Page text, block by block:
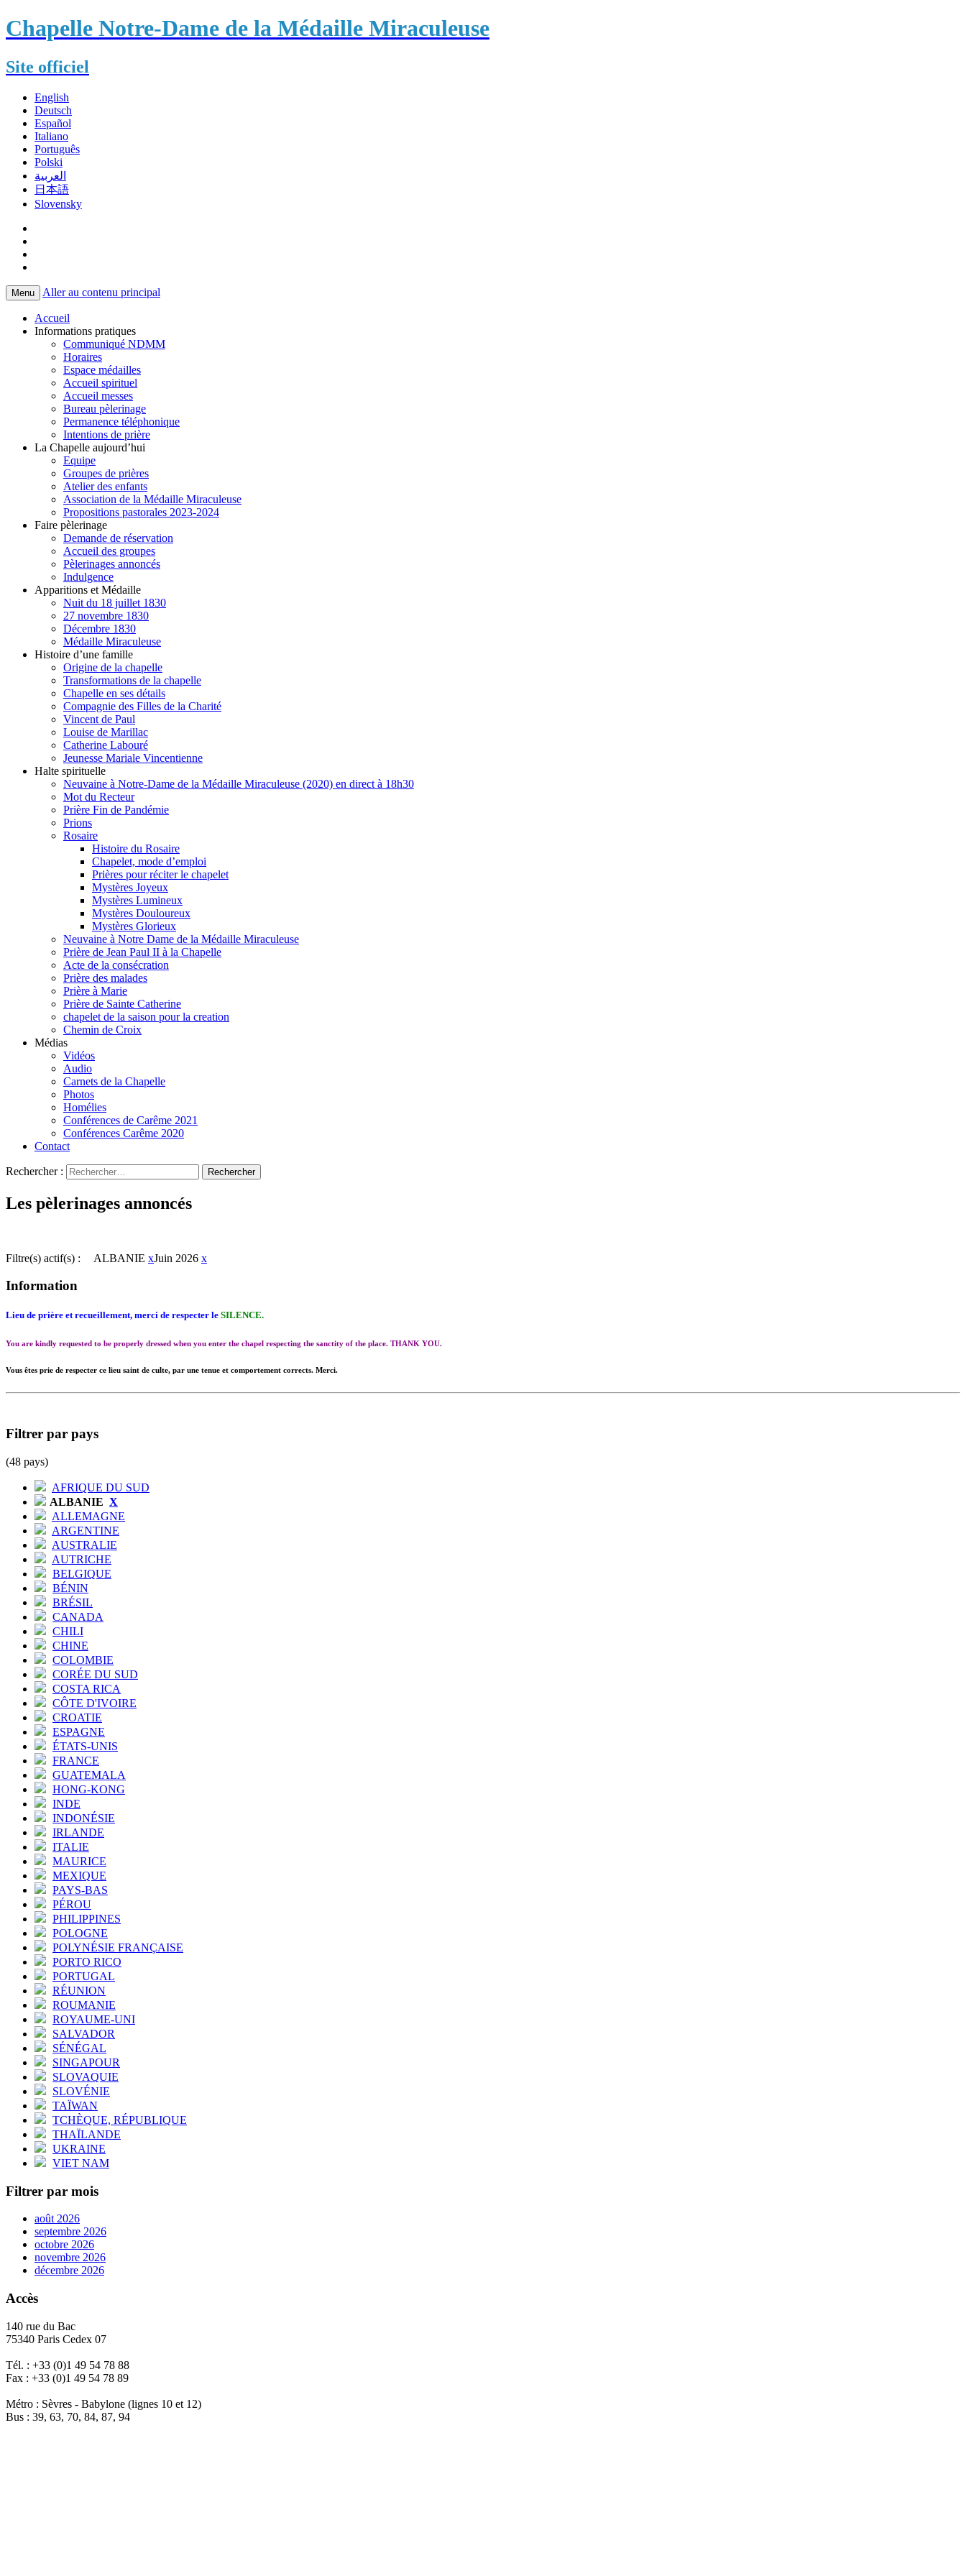
Chapelle Notre-Dame de la Médaille Miraculeuse
Site officiel
English
Deutsch
Español
Italiano
Português
Polski
العربية
日本語
Slovensky
Menu Aller au contenu principal
Accueil
Informations pratiques
Communiqué NDMM
Horaires
Espace médailles
Accueil spirituel
Accueil messes
Bureau pèlerinage
Permanence téléphonique
Intentions de prière
La Chapelle aujourd’hui
Equipe
Groupes de prières
Atelier des enfants
Association de la Médaille Miraculeuse
Propositions pastorales 2023-2024
Faire pèlerinage
Demande de réservation
Accueil des groupes
Pèlerinages annoncés
Indulgence
Apparitions et Médaille
Nuit du 18 juillet 1830
27 novembre 1830
Décembre 1830
Médaille Miraculeuse
Histoire d’une famille
Origine de la chapelle
Transformations de la chapelle
Chapelle en ses détails
Compagnie des Filles de la Charité
Vincent de Paul
Louise de Marillac
Catherine Labouré
Jeunesse Mariale Vincentienne
Halte spirituelle
Neuvaine à Notre-Dame de la Médaille Miraculeuse (2020) en direct à 18h30
Mot du Recteur
Prière Fin de Pandémie
Prions
Rosaire
Histoire du Rosaire
Chapelet, mode d’emploi
Prières pour réciter le chapelet
Mystères Joyeux
Mystères Lumineux
Mystères Douloureux
Mystères Glorieux
Neuvaine à Notre Dame de la Médaille Miraculeuse
Prière de Jean Paul II à la Chapelle
Acte de la consécration
Prière des malades
Prière à Marie
Prière de Sainte Catherine
chapelet de la saison pour la creation
Chemin de Croix
Médias
Vidéos
Audio
Carnets de la Chapelle
Photos
Homélies
Conférences de Carême 2021
Conférences Carême 2020
Contact
Rechercher :
Les pèlerinages annoncés
Filtre(s) actif(s) : ALBANIE xJuin 2026 x
Information
Lieu de prière et recueillement, merci de respecter le SILENCE.
You are kindly requested to be properly dressed when you enter the chapel respecting the sanctity of the place. THANK YOU.
Vous êtes prie de respecter ce lieu saint de culte, par une tenue et comportement corrects. Merci.
Filtrer par pays
(48 pays)
AFRIQUE DU SUD
ALBANIE X
ALLEMAGNE
ARGENTINE
AUSTRALIE
AUTRICHE
BELGIQUE
BÉNIN
BRÉSIL
CANADA
CHILI
CHINE
COLOMBIE
CORÉE DU SUD
COSTA RICA
CÔTE D'IVOIRE
CROATIE
ESPAGNE
ÉTATS-UNIS
FRANCE
GUATEMALA
HONG-KONG
INDE
INDONÉSIE
IRLANDE
ITALIE
MAURICE
MEXIQUE
PAYS-BAS
PÉROU
PHILIPPINES
POLOGNE
POLYNÉSIE FRANÇAISE
PORTO RICO
PORTUGAL
RÉUNION
ROUMANIE
ROYAUME-UNI
SALVADOR
SÉNÉGAL
SINGAPOUR
SLOVAQUIE
SLOVÉNIE
TAÏWAN
TCHÈQUE, RÉPUBLIQUE
THAÏLANDE
UKRAINE
VIET NAM
Filtrer par mois
août 2026
septembre 2026
octobre 2026
novembre 2026
décembre 2026
Accès
140 rue du Bac
75340 Paris Cedex 07
Tél. : +33 (0)1 49 54 78 88
Fax : +33 (0)1 49 54 78 89
Métro : Sèvres - Babylone (lignes 10 et 12)
Bus : 39, 63, 70, 84, 87, 94